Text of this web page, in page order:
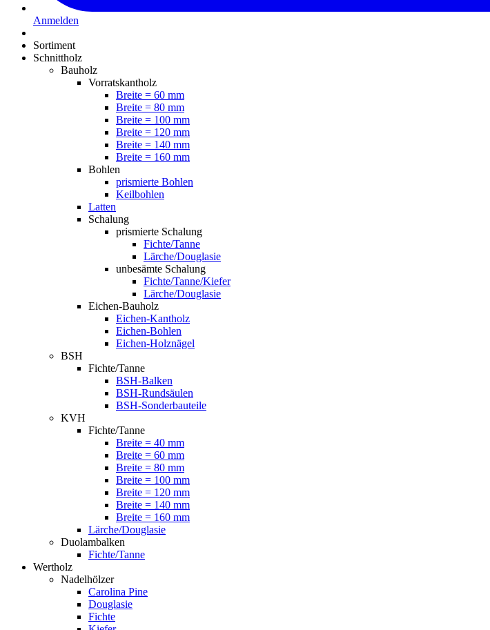
Anmelden
Sortiment
Schnittholz
Bauholz
Vorratskantholz
Breite = 60 mm
Breite = 80 mm
Breite = 100 mm
Breite = 120 mm
Breite = 140 mm
Breite = 160 mm
Bohlen
prismierte Bohlen
Keilbohlen
Latten
Schalung
prismierte Schalung
Fichte/Tanne
Lärche/Douglasie
unbesämte Schalung
Fichte/Tanne/Kiefer
Lärche/Douglasie
Eichen-Bauholz
Eichen-Kantholz
Eichen-Bohlen
Eichen-Holznägel
BSH
Fichte/Tanne
BSH-Balken
BSH-Rundsäulen
BSH-Sonderbauteile
KVH
Fichte/Tanne
Breite = 40 mm
Breite = 60 mm
Breite = 80 mm
Breite = 100 mm
Breite = 120 mm
Breite = 140 mm
Breite = 160 mm
Lärche/Douglasie
Duolambalken
Fichte/Tanne
Wertholz
Nadelhölzer
Carolina Pine
Douglasie
Fichte